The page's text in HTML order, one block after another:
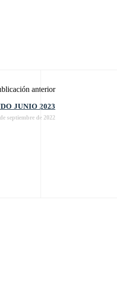
anterior
JUNIO 2023
septiembre de 2022